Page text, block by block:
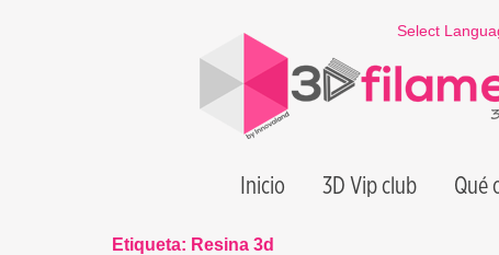
Select
Inicio 3D Vip club Qué
Etiqueta: Resina 3d